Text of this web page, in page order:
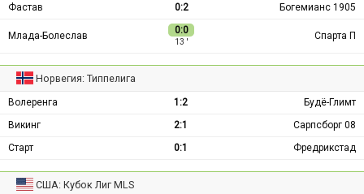
Фастав
0:2 Богемианс 1905
Млада-Болеслав 0:0
13 ′
Спарта П
Норвегия: Типпелига
Волеренга 1:2
Будё-Глимт
Викинг
2:1
Сарпсборг 08
Старт
0:1 Фредрикстад
США: Кубок Лиг MLS